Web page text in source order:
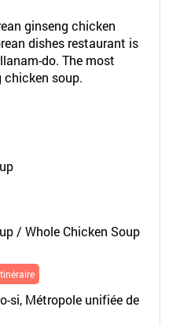
ginseng chicken
dishes restaurant is
do. The most
chicken soup.
/ Whole Chicken Soup
si, Métropole unifiée de